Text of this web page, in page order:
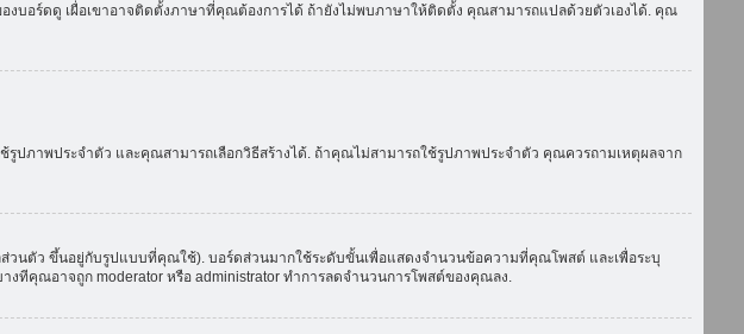
บอร์ดดู เผื่อเขาอาจติดตั้งภาษาที่คุณต้องการได้ ถ้ายังไม่พบภาษาให้ติดตั้ง คุณสามารถแปลด้วยตัวเองได้. คุณ
ภาพประจำตัว และคุณสามารถเลือกวิธีสร้างได้. ถ้าคุณไม่สามารถใช้รูปภาพประจำตัว คุณควรถามเหตุผลจาก
นตัว ขึ้นอยู่กับรูปแบบที่คุณใช้). บอร์ดส่วนมากใช้ระดับขั้นเพื่อแสดงจำนวนข้อความที่คุณโพสต์ และเพื่อระบุ
งทีคุณอาจถูก moderator หรือ administrator ทำการลดจำนวนการโพสต์ของคุณลง.